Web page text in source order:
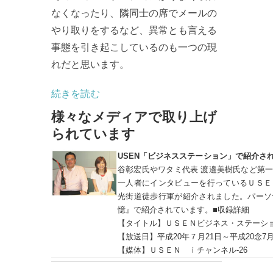
なくなったり、隣同士の席でメールの
やり取りをするなど、異常とも言える
事態を引き起こしているのも一つの現
れだと思います。
続きを読む
様々なメディアで取り上げ
られています
USEN「ビジネスステーション」で紹介さ
谷彰宏氏やワタミ代表 渡邉美樹氏など第
一人者にインタビューを行っているＵＳ
光街道徒歩行軍が紹介されました。パー
憶』で紹介されています。■収録詳細
【タイトル】ＵＳＥＮビジネス・ステー
【放送日】平成20年７月21日～平成20念7
【媒体】ＵＳＥＮ ｉチャンネル-26